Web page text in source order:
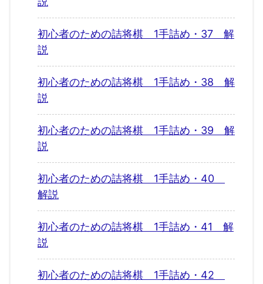
初心者のための詰将棋 1手詰め・37 解
説
初心者のための詰将棋 1手詰め・38 解
説
初心者のための詰将棋 1手詰め・39 解
説
初心者のための詰将棋 1手詰め・40
解説
初心者のための詰将棋 1手詰め・41 解
説
初心者のための詰将棋 1手詰め・42